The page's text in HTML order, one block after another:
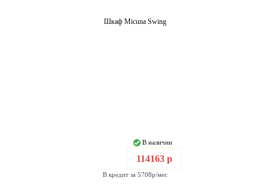
Шкаф Micuna Swing
В наличии
114163 р
В кредит за 5708р/мес